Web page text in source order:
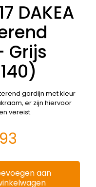
DAKEA
Grijs
gordijn met kleur
er zijn hiervoor
vereist.
aan